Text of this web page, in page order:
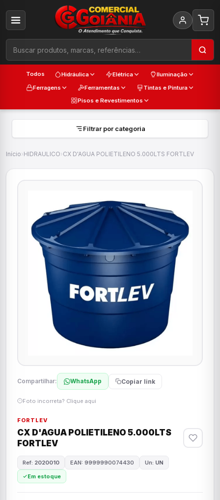
Todos Hidráulica Elétrica
Iluminação
Ferragens
Ferramentas
Tintas e Pintura
Pisos e Revestimentos
Filtrar por categoria
Início›HIDRAULICO›CX D'AGUA POLIETILENO 5.000LTS FORTLEV
Compartilhar: WhatsApp Copiar link
Foto incorreta? Clique aqui
FORTLEV
CX D'AGUA POLIETILENO 5.000LTS
FORTLEV
Ref: 2020010 EAN: 9999990074430 Un: UN
Em estoque